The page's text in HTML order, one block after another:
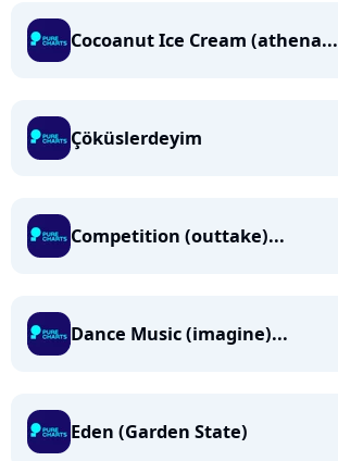
Cocoanut Ice Cream (athena...
Çöküslerdeyim
Competition (outtake)...
Dance Music (imagine)...
Eden (Garden State)